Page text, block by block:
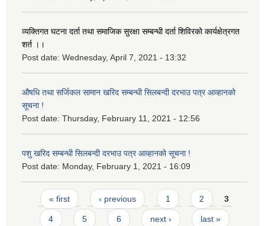
व्यक्तिगत घटना दर्ता तथा समाजिक सुरक्षा सम्बन्धी दर्ता शिविरको कार्यक्षेत्रगत
शर्त ।।
Post date: Wednesday, April 7, 2021 - 13:32
औषधि तथा सर्जिकल सामान खरिद सम्बन्धी सिलबन्दी दरभाउ पत्र आव्हानको
सूचना !
Post date: Thursday, February 11, 2021 - 12:56
पशु खरिद सम्बन्धी सिलबन्दी दरभाउ पत्र आव्हानको सूचना !
Post date: Monday, February 1, 2021 - 16:09
Pages
« first ‹ previous 1 2 3
4 5 6 next › last »